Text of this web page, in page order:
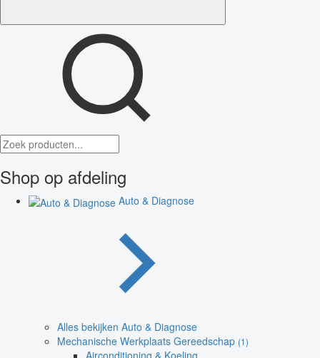
Shop op afdeling
Auto & Diagnose
Alles bekijken Auto & Diagnose
Mechanische Werkplaats Gereedschap (1)
Airconditioning & Koeling